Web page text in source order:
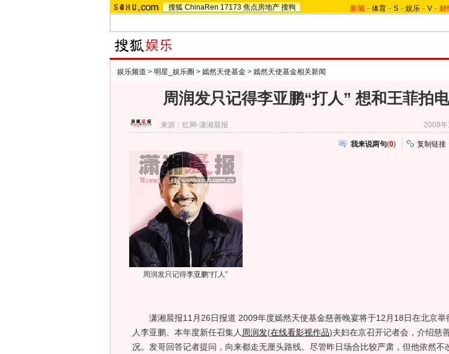
搜狐 ChinaRen 17173 焦点房地产 搜狗 新闻 - 体育 - S - 娱乐 - V - 财
娱乐频道 > 明星_娱乐圈 > 嫣然天使基金 > 嫣然天使基金相关新闻
周润发只记得李亚鹏“打人” 想和王菲拍
来源： 红网-潇湘晨报 2009
我来说两句(0) 复制链接
周润发只记得李亚鹏“打人”
潇湘晨报11月26日报道 2009年度嫣然天使基金慈善晚宴将于12月18日在北京举
人李亚鹏、本年度新任召集人 周润发(在线看影视作品)夫妇在京召开记者会，介绍慈
况。发哥回答记者提问，向来都走无厘头路线。尽管昨日场合比较严肃，但他依然不